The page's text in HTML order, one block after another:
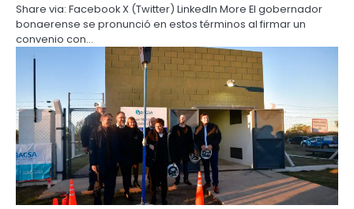
Share via: Facebook X (Twitter) LinkedIn More El gobernador
bonaerense se pronunció en estos términos al firmar un
convenio con…